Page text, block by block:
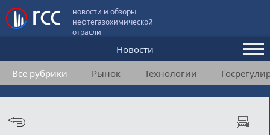
новости и обзоры
нефтегазохимической
отрасли
Новости
Аналитика и мнения
Конференции
Все рубрики Рынок Технологии